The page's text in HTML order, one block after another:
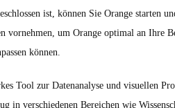
ist, können Sie Orange starten
vornehmen, um Orange optimal an Ihre
können.
Tool zur Datenanalyse und visuellen
in verschiedenen Bereichen wie